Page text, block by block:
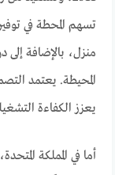
منزل، بالإضافة إلى
المحيطة. يعتمد
يعزز الكفاءة